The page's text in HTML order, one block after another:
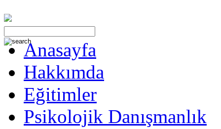
Anasayfa
Hakkımda
Eğitimler
Psikolojik Danışmanlık